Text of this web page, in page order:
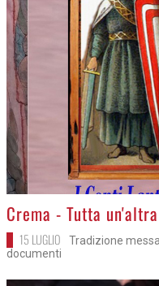
>
Crema - Tutta
15 LUGLIO
Tradizione
documenti